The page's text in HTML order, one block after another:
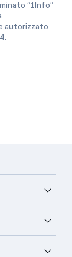
“1Info”
autorizzato